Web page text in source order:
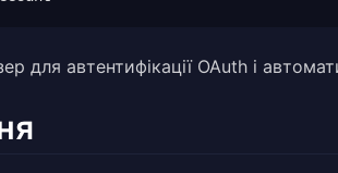
для автентифікації OAuth і